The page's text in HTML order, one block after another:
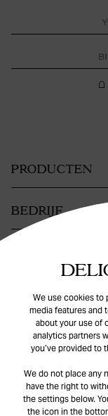
We use cookies to
media features and
about your use of
analytics partners
you’ve provided to
We do not place any
have the right to
the settings below.
the icon in the
PRODUCTEN
BEDRIJF
HULP